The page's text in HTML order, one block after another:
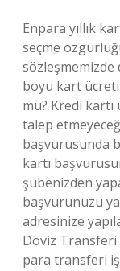
Enpara yıllık
seçme
sözleşmemizde
boyu kart
mu? Kredi
talep
başvurusunda
kartı
şubenizden
başvurunuzu
adresinize
Döviz Transferi
para transferi